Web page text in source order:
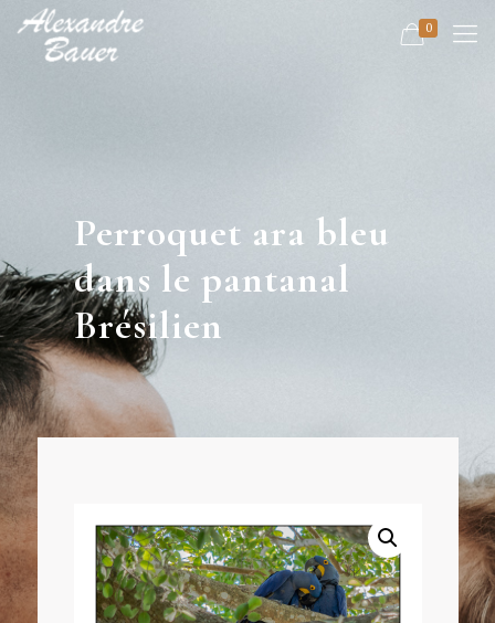
0
Perroquet ara bleu
dans le pantanal
Brésilien